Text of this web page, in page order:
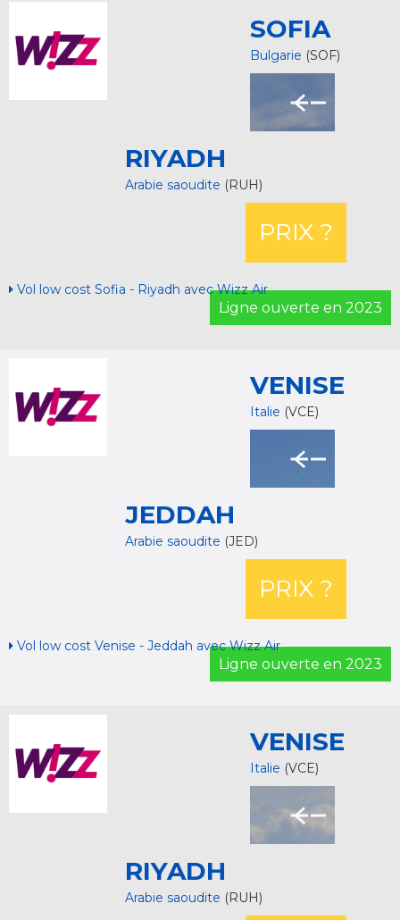
SOFIA
Bulgarie (SOF)
RIYADH
Arabie saoudite (RUH)
PRIX ?
Vol low cost Sofia - Riyadh avec Wizz Air
Ligne ouverte en 2023
VENISE
Italie (VCE)
JEDDAH
Arabie saoudite (JED)
PRIX ?
Vol low cost Venise - Jeddah avec Wizz Air
Ligne ouverte en 2023
VENISE
Italie (VCE)
RIYADH
Arabie saoudite (RUH)